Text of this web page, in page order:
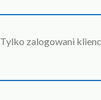
Tylko zalogowani